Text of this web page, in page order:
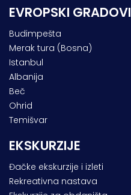
EVROPSKI GRADOVI
Budimpešta
Merak tura (Bosna)
Istanbul
Albanija
Beč
Ohrid
Temišvar
EKSKURZIJE
Đačke ekskurzije i izleti
Rekreativna nastava